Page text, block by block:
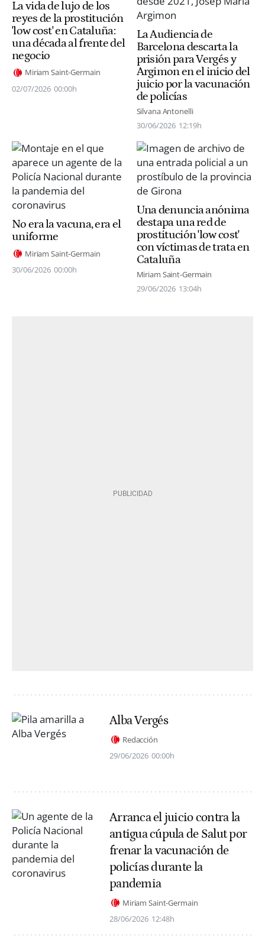
La vida de lujo de los
reyes de la prostitución
'low cost' en Cataluña:
una década al frente del
negocio
Miriam Saint-Germain
02/07/2026 00:00h
La Audiencia de
Barcelona descarta la
prisión para Vergés y
Argimon en el inicio del
juicio por la vacunación
de policías
Silvana Antonelli
30/06/2026 12:19h
No era la vacuna, era el
uniforme
Miriam Saint-Germain
30/06/2026 00:00h
Una denuncia anónima
destapa una red de
prostitución 'low cost'
con víctimas de trata en
Cataluña
Miriam Saint-Germain
29/06/2026 13:04h
Alba Vergés
Redacción
29/06/2026 00:00h
Arranca el juicio contra la
antigua cúpula de Salut por
frenar la vacunación de
policías durante la
pandemia
Miriam Saint-Germain
28/06/2026 12:48h